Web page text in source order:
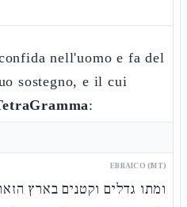
nell'uomo e fa del
sostegno, e il cui
:
EBRAICO (MT)
ומתו גדלים וקטנים בארץ